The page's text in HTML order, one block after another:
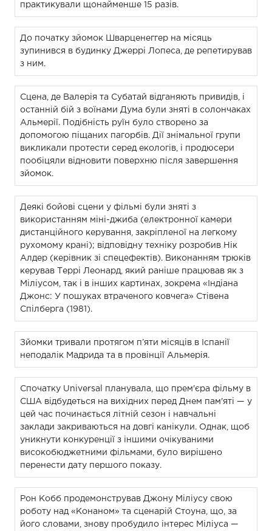
практикували щонайменше 15 разів.
До початку зйомок Шварценеггер на місяць
зупинився в будинку Джеррі Лопеса, де репетирував
з ним.
Сцена, де Валерія та Субатай відганяють привидів, і
останній бій з воїнами Дума були зняті в солончаках
Альмерії. Подібність руїн було створено за
допомогою піщаних пагорбів. Дії знімальної групи
викликали протести серед екологів, і продюсери
пообіцяли відновити поверхню після завершення
зйомок.
Деякі бойові сцени у фільмі були зняті з
використанням міні-джиба (електронної камери
дистанційного керування, закріпленої на легкому
рухомому крані); відповідну техніку розробив Нік
Алдер (керівник зі спецефектів). Виконанням трюків
керував Террі Леонард, який раніше працював як з
Міліусом, так і в інших картинах, зокрема «Індіана
Джонс: У пошуках втраченого ковчега» Стівена
Спілберга (1981).
Зйомки тривали протягом п’яти місяців в Іспанії
неподалік Мадрида та в провінції Альмерія.
Спочатку Universal планувала, що прем'єра фільму в
США відбудеться на вихідних перед Днем пам'яті — у
цей час починається літній сезон і навчальні
заклади закриваються на довгі канікули. Однак, щоб
уникнути конкуренції з іншими очікуваними
високобюджетними фільмами, було вирішено
перенести дату першого показу.
Рон Кобб продемонстрував Джону Міліусу свою
роботу над «Конаном» та сценарій Стоуна, що, за
його словами, знову пробудило інтерес Міліуса —